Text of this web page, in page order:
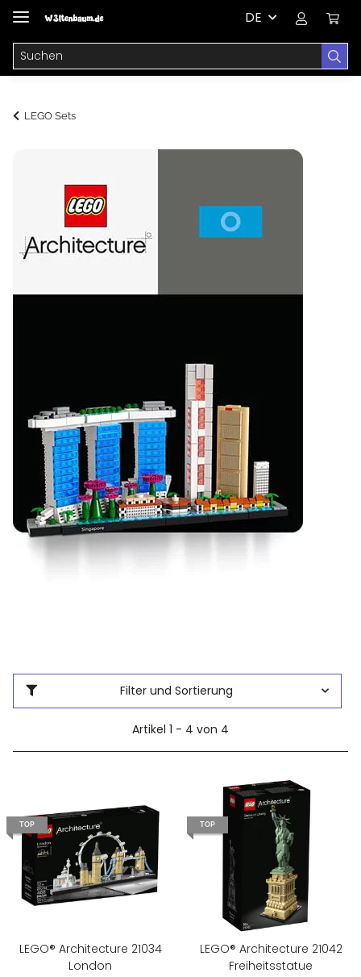
DE
LEGO Sets
Filter und Sortierung
Artikel 1 - 4 von 4
TOP
LEGO® Architecture 21034
London
TOP
LEGO® Architecture 21042
Freiheitsstatue